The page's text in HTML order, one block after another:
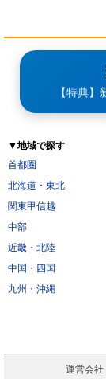
【特典
▼地域で探す
首都圏
北海道・東北
関東甲信越
中部
近畿・北陸
中国・四国
九州・沖縄
運営会社